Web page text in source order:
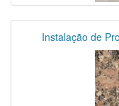
Instalação de